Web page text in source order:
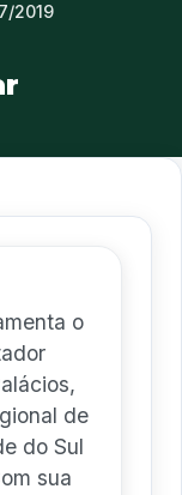
2019
o
de
do Sul
sua